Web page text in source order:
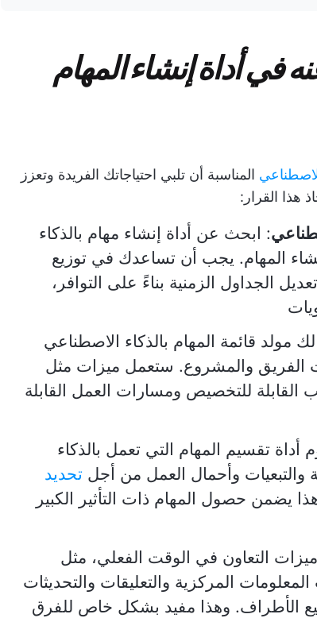
في أداة إنشاء المهام
المناسبة أن تلبي احتياجاتك الفريدة وتعزز
هذا القرار:
: ابحث عن أداة إنشاء مهام بالذكاء
المهام. يجب أن تساعدك في توزيع
الجداول الزمنية بناءً على التوافر،
مولد قائمة المهام بالذكاء الاصطناعي
الفريق والمشروع. ستعمل ميزات مثل
للتخصيص ومسارات العمل القابلة
تقسيم المهام التي تعمل بالذكاء
والتبعيات وأحمال العمل من أجل تحديد
يضمن حصول المهام ذات التأثير الكبير
التعاون في الوقت الفعلي، مثل
المركزية والتعليقات والتحديثات
الأطراف. وهذا مفيد بشكل خاص للفرق